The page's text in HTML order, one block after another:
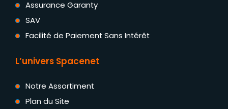
Assurance Garanty
SAV
Facilité de Paiement Sans Intérêt
L’univers Spacenet
Notre Assortiment
Plan du Site